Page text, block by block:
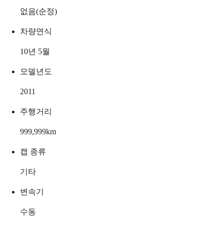
없음(순정)
차량연식
10년 5월
모델년도
2011
주행거리
999,999km
캡 종류
기타
변속기
수동